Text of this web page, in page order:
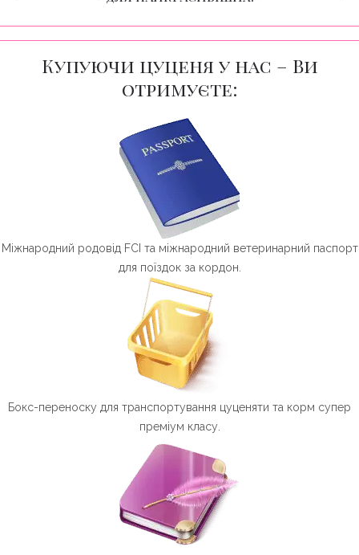
Купуючи цуценя у нас – Ви
отримуєте:
Міжнародний родовід FCI та міжнародний ветеринарний паспорт
для поїздок за кордон.
Бокс-переноску для транспортування цуценяти та корм супер
преміум класу.